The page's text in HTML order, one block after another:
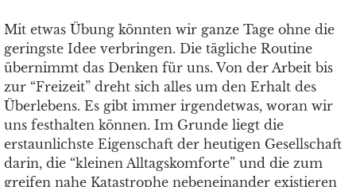
Mit etwas Übung könnten wir ganze Tage ohne die
geringste Idee verbringen. Die tägliche Routine
übernimmt das Denken für uns. Von der Arbeit bis
zur “Freizeit” dreht sich alles um den Erhalt des
Überlebens. Es gibt immer irgendetwas, woran wir
uns festhalten können. Im Grunde liegt die
erstaunlichste Eigenschaft der heutigen Gesellschaft
darin, die “kleinen Alltagskomforte” und die zum
greifen nahe Katastrophe nebeneinander existieren